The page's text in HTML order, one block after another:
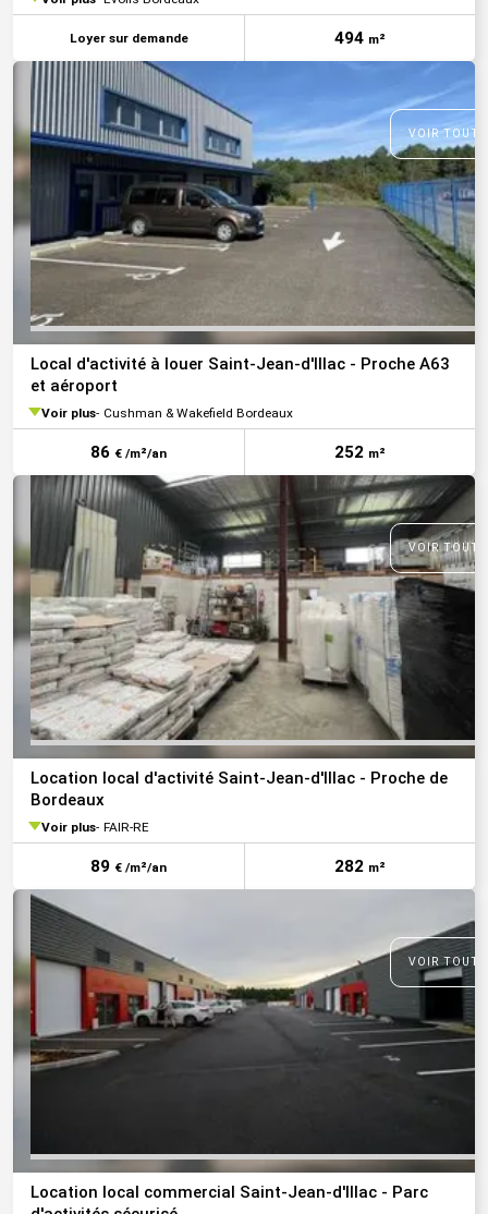
Loyer sur demande 494 m²
VOIR
Local d'activité à louer Saint-Jean-d'Illac - Proche A63
et aéroport
Voir plus Cushman & Wakefield Bordeaux
86 € /m²/an 252 m²
VOIR
Location local d'activité Saint-Jean-d'Illac - Proche de
Bordeaux
Voir plus FAIR-RE
89 € /m²/an 282 m²
VOIR
Location local commercial Saint-Jean-d'Illac - Parc